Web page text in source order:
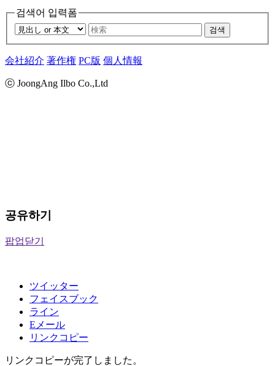
검색어 입력폼
검색
会社紹介 著作権 PC版 個人情報
ⓒ JoongAng Ilbo Co.,Ltd
공유하기
팝업닫기
ツイッター
フェイスブック
ライン
Eメール
リンクコピー
リンクコピーが完了しました。